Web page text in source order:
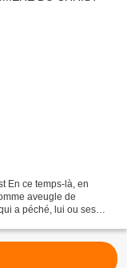
En ce temps-là, en
aveugle de
a péché, lui ou ses